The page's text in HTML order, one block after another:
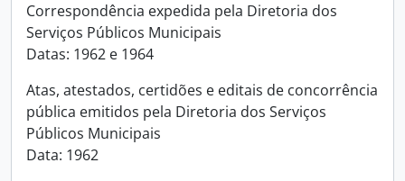
Correspondência expedida pela Diretoria dos
Serviços Públicos Municipais
Datas: 1962 e 1964
Atas, atestados, certidões e editais de concorrência
pública emitidos pela Diretoria dos Serviços
Públicos Municipais
Data: 1962